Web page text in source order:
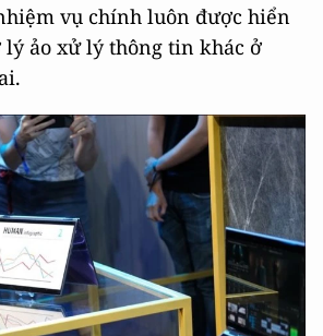
vụ chính luôn được hiển
ảo xử lý thông tin khác ở